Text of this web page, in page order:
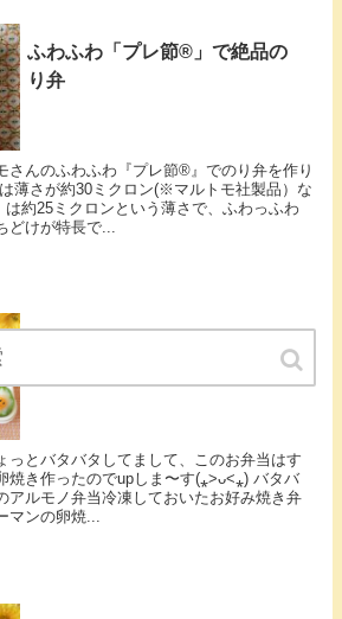
ふわふわ「プレ節®」で絶品の
り弁
さんのふわふわ『プレ節®』でのり弁を作り
薄さが約30ミクロン(※マルトモ社製品）な
約25ミクロンという薄さで、ふわっふわ
けが特長で...
っとバタバタしてまして、このお弁当はす
焼き作ったのでupしま〜す(⁎˃ᴗ˂⁎) バタバ
アルモノ弁当冷凍しておいたお好み焼き弁
マンの卵焼...